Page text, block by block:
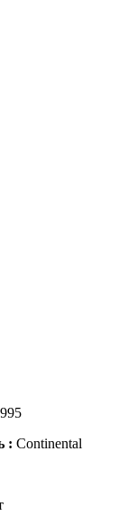
: Continental